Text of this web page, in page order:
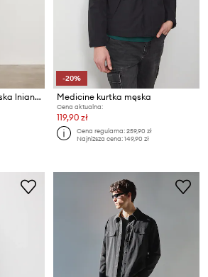
Medicine bomberka męska lniana
-20%
Medicine kurtka męska
Cena aktualna:
119,90 zł
Cena regularna:259,90 zł
Najniższa cena:149,90 zł